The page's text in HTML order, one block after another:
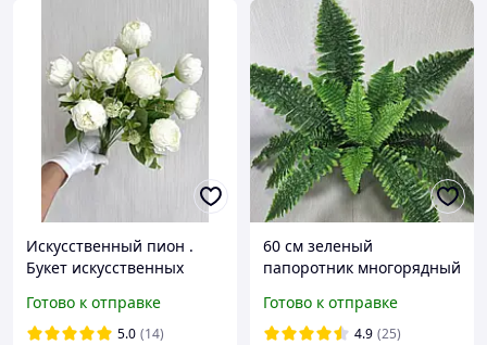
Искусственный пион .
Букет искусственных
Готово к отправке
5.0 (14)
60 см зеленый
папоротник многорядный
листьев
Готово к отправке
4.9 (25)